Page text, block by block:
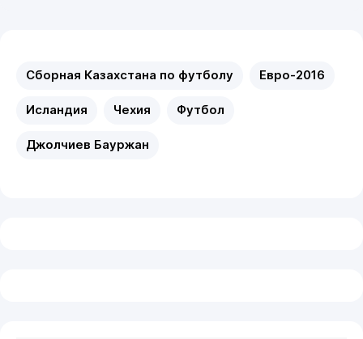
Сборная Казахстана по футболу Евро-2016
Исландия Чехия Футбол
Джолчиев Бауржан